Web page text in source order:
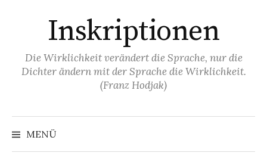
Inskriptionen
Die Wirklichkeit verändert die Sprache, nur die
Dichter ändern mit der Sprache die Wirklichkeit.
(Franz Hodjak)
MENÜ